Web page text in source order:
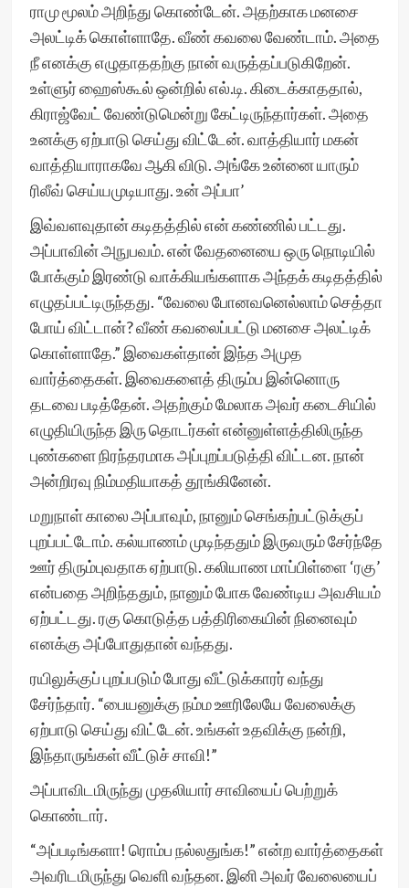
ராமு மூலம் அறிந்து கொண்டேன். அதற்காக மனசை
அலட்டிக் கொள்ளாதே. வீண் கவலை வேண்டாம். அதை
நீ எனக்கு எழுதாததற்கு நான் வருத்தப்படுகிறேன்.
உள்ளுர் ஹைஸ்கூல் ஒன்றில் எல்.டி. கிடைக்காததால்,
கிராஜ்வேட் வேண்டுமென்று கேட்டிருந்தார்கள். அதை
உனக்கு ஏற்பாடு செய்து விட்டேன். வாத்தியார் மகன்
வாத்தியாராகவே ஆகி விடு. அங்கே உன்னை யாரும்
ரிலீவ் செய்யமுடியாது. உன் அப்பா’
இவ்வளவுதான் கடிதத்தில் என் கண்ணில் பட்டது.
அப்பாவின் அநுபவம். என் வேதனையை ஒரு நொடியில்
போக்கும் இரண்டு வாக்கியங்களாக அந்தக் கடிதத்தில்
எழுதப்பட்டிருந்தது. “வேலை போனவனெல்லாம் செத்தா
போய் விட்டான்? வீண் கவலைப்பட்டு மனசை அலட்டிக்
கொள்ளாதே.” இவைகள்தான் இந்த அமுத
வார்த்தைகள். இவைகளைத் திரும்ப இன்னொரு
தடவை படித்தேன். அதற்கும் மேலாக அவர் கடைசியில்
எழுதியிருந்த இரு தொடர்கள் என்னுள்ளத்திலிருந்த
புண்களை நிரந்தரமாக அப்புறப்படுத்தி விட்டன. நான்
அன்றிரவு நிம்மதியாகத் தூங்கினேன்.
மறுநாள் காலை அப்பாவும், நானும் செங்கற்பட்டுக்குப்
புறப்பட்டோம். கல்யாணம் முடிந்ததும் இருவரும் சேர்ந்தே
ஊர் திரும்புவதாக ஏற்பாடு. கலியாண மாப்பிள்ளை ‘ரகு’
என்பதை அறிந்ததும், நானும் போக வேண்டிய அவசியம்
ஏற்பட்டது. ரகு கொடுத்த பத்திரிகையின் நினைவும்
எனக்கு அப்போதுதான் வந்தது.
ரயிலுக்குப் புறப்படும் போது வீட்டுக்காரர் வந்து
சேர்ந்தார். “பையனுக்கு நம்ம ஊரிலேயே வேலைக்கு
ஏற்பாடு செய்து விட்டேன். உங்கள் உதவிக்கு நன்றி,
இந்தாருங்கள் வீட்டுச் சாவி!”
அப்பாவிடமிருந்து முதலியார் சாவியைப் பெற்றுக்
கொண்டார்.
“அப்படிங்களா! ரொம்ப நல்லதுங்க!” என்ற வார்த்தைகள்
அவரிடமிருந்து வெளி வந்தன. இனி அவர் வேலையைப்